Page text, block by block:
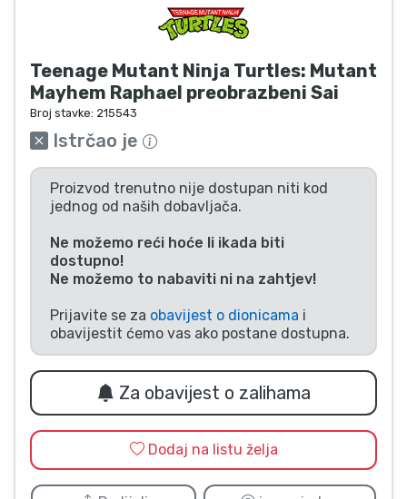
Teenage Mutant Ninja Turtles: Mutant
Mayhem Raphael preobrazbeni Sai
Broj stavke: 215543
Istrčao je
Proizvod trenutno nije dostupan niti kod
jednog od naših dobavljača.
Ne možemo reći hoće li ikada biti
dostupno!
Ne možemo to nabaviti ni na zahtjev!
Prijavite se za obavijest o dionicama i
obavijestit ćemo vas ako postane dostupna.
Za obavijest o zalihama
Dodaj na listu želja
Gamer proizvodi
Sportski proizvodi
Glazbeni proizvodi
Vrste proizvoda
Marke